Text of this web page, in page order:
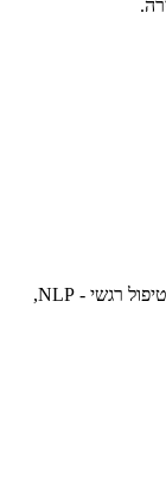
טיפולי רפואה משלימה, עיסוי רפואי, רפלקסולוגיה, טיפול רגשי - NLP,